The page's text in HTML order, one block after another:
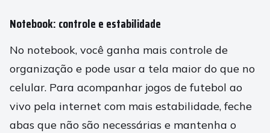
Notebook: controle e estabilidade
No notebook, você ganha mais controle de
organização e pode usar a tela maior do que no
celular. Para acompanhar jogos de futebol ao
vivo pela internet com mais estabilidade, feche
abas que não são necessárias e mantenha o